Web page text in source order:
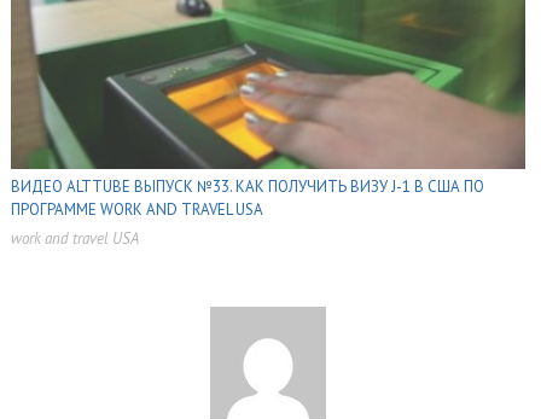
ВИДЕО ALTTUBE ВЫПУСК №33. КАК ПОЛУЧИТЬ ВИЗУ J-1 В США ПО
ПРОГРАММЕ WORK AND TRAVEL USA
work and travel USA